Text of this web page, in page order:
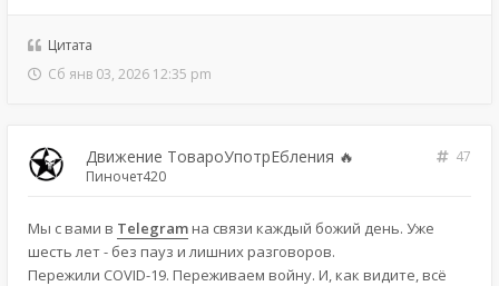
Цитата
Сб янв 03, 2026 12:35 pm
Движение ТовароУпотрЕбления 🔥
47
Пиночет420
Мы с вами в Telegram на связи каждый божий день. Уже
шесть лет - без пауз и лишних разговоров.
Пережили COVID-19. Переживаем войну. И, как видите, всё